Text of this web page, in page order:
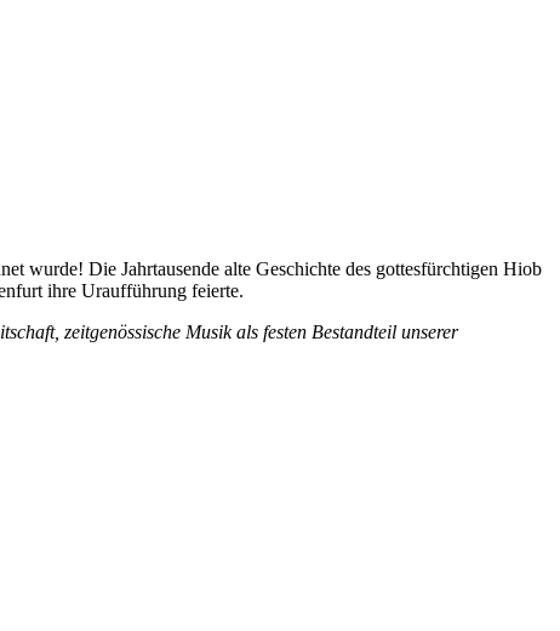
wurde! Die Jahrtausende alte Geschichte des gottesfürchtigen Hiob
ihre Uraufführung feierte.
zeitgenössische Musik als festen Bestandteil unserer